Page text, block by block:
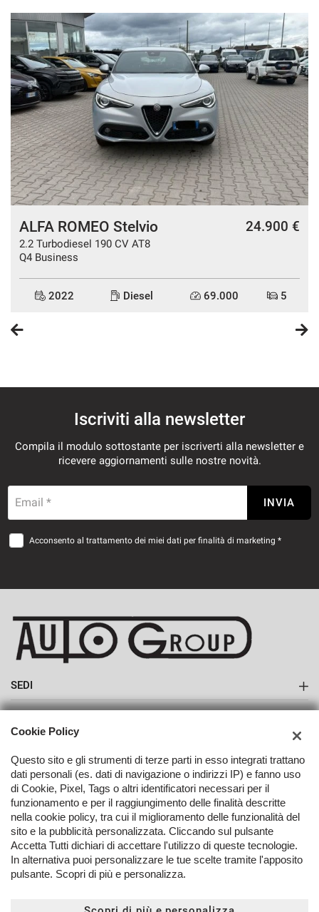
ALFA ROMEO Stelvio
2.2 Turbodiesel 190 CV AT8
Q4 Business
24.900 €
2022 Diesel 69.000 5
Iscriviti alla newsletter
Compila il modulo sottostante per iscriverti alla newsletter e
ricevere aggiornamenti sulle nostre novità.
Email * INVIA
Acconsento al trattamento dei miei dati per finalità di marketing *
SEDI
Sede di Monte San Savino
AZIENDA
Contatti
TORNA IN CIMA
Copyright © 2026 Autogroup Srl - P.IVA 02072750512 -Leggi
l'informativa sulla privacy -Cookie Policy
Cookie Policy
Questo sito e gli strumenti di terze parti in esso integrati trattano
dati personali (es. dati di navigazione o indirizzi IP) e fanno uso
di Cookie, Pixel, Tags o altri identificatori necessari per il
funzionamento e per il raggiungimento delle finalità descritte
nella cookie policy, tra cui il miglioramento delle funzionalità del
sito e la pubblicità personalizzata. Cliccando sul pulsante
Accetta Tutti dichiari di accettare l'utilizzo di queste tecnologie.
In alternativa puoi personalizzare le tue scelte tramite l'apposito
pulsante. Scopri di più e personalizza.